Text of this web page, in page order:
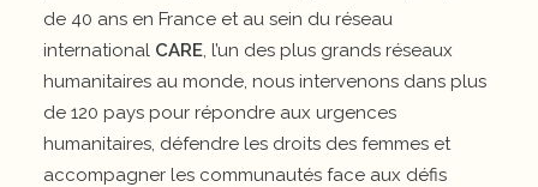
de 40 ans en France et au sein du réseau
international CARE, l’un des plus grands réseaux
humanitaires au monde, nous intervenons dans plus
de 120 pays pour répondre aux urgences
humanitaires, défendre les droits des femmes et
accompagner les communautés face aux défis